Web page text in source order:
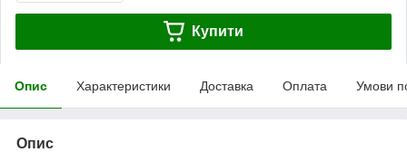
Купити
Опис Характеристики Доставка Оплата Умови
Опис